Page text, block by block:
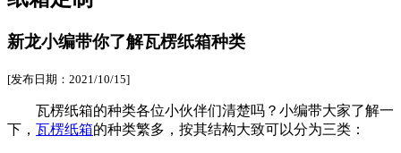
新龙小编带你了解瓦楞纸箱种类
[发布日期：2021/10/15]
瓦楞纸箱的种类各位小伙伴们清楚吗？小编带大家了解一
下， 瓦楞纸箱的种类繁多，按其结构大致可以分为三类：